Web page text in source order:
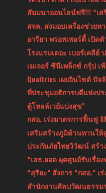
สัมมนาออนไลน์ฟรี!!! “เส
สจล. ส่งมอบเครื่องช่วยห
อารียา พรอพเพอร์ตี้ เปิด
โรงแรมเดอะ เบอร์เคลี
เมเจอร์ ซีนีเพล็กซ์ กรุ้ป
Qualtrics เผยอินไซต์ ปัจ
ที่ประชุมอธิการบดีแห่งป
ตู้โทลล์เวย์แบ่งสุข"
กสอ. เร่งมาตรการฟื้นฟู
เสริมสร้างภูมิต้านทานให้
ประกันภัยไทยวิวัฒน์ สร้า
“เสธ.ยอด ผุดศูนย์รับเรื่อ
“สุริยะ” สั่งการ “กสอ.”
สำนักงานศิลปวัฒนธรรม